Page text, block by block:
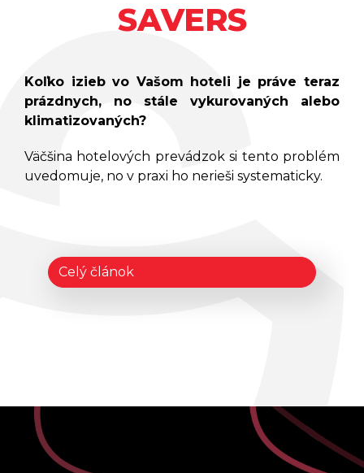
GANTNER G7 CARD DISPENSER
Pristupové Terminály GANTNER
SLUŽBY
KATALÓG
SALTO KONFIGURÁTOR
BLOG
SAVERS
Koľko izieb vo Vašom hoteli je práve teraz
prázdnych, no stále vykurovaných alebo
klimatizovaných?
Väčšina hotelových prevádzok si tento problém
uvedomuje, no v praxi ho nerieši systematicky.
Celý článok